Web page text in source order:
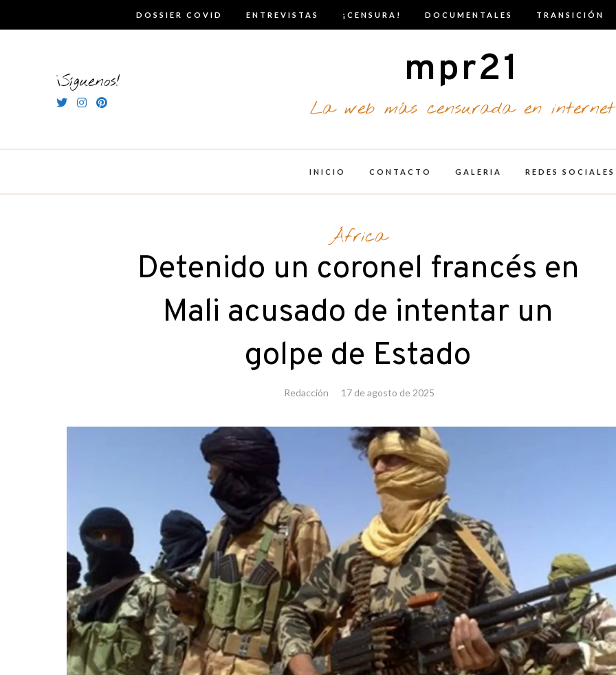
DOSSIER COVID ENTREVISTAS ¡CENSURA! DOCUMENTALES TRANSICIÓN
¡Síguenos! mpr21
La web más censurada en internet
INICIO CONTACTO GALERIA REDES SOCIALES
África
Detenido un coronel francés en
Mali acusado de intentar un
golpe de Estado
Redacción 17 de agosto de 2025